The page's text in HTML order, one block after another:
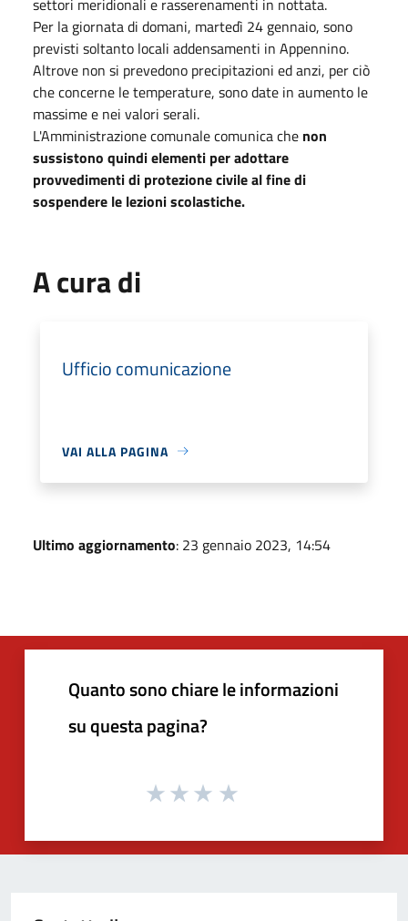
Per la giornata di domani, martedì 24 gennaio, sono
previsti soltanto locali addensamenti in Appennino.
Altrove non si prevedono precipitazioni ed anzi, per ciò
che concerne le temperature, sono date in aumento le
massime e nei valori serali.
L'Amministrazione comunale comunica che non
sussistono quindi elementi per adottare
provvedimenti di protezione civile al fine di
sospendere le lezioni scolastiche.
A cura di
Ufficio comunicazione
VAI ALLA PAGINA
Ultimo aggiornamento: 23 gennaio 2023, 14:54
Quanto sono chiare le informazioni
su questa pagina?